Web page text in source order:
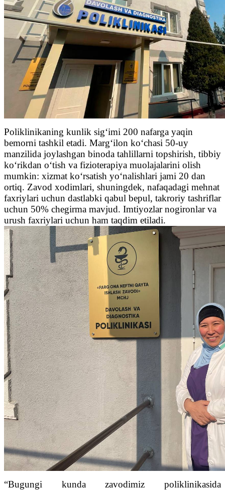
Poliklinikaning kunlik sig‘imi 200 nafarga yaqin
bemorni tashkil etadi. Marg‘ilon ko‘chasi 50-uy
manzilida joylashgan binoda tahlillarni topshirish, tibbiy
ko‘rikdan o‘tish va fizioterapiya muolajalarini olish
mumkin: xizmat ko‘rsatish yo‘nalishlari jami 20 dan
ortiq. Zavod xodimlari, shuningdek, nafaqadagi mehnat
faxriylari uchun dastlabki qabul bepul, takroriy tashriflar
uchun 50% chegirma mavjud. Imtiyozlar nogironlar va
urush faxriylari uchun ham taqdim etiladi.
“Bugungi kunda zavodimiz poliklinikasida